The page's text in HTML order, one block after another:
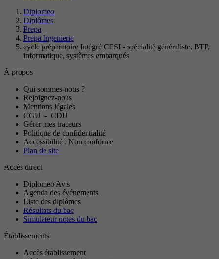
Diplomeo
Diplômes
Prepa
Prepa Ingenierie
cycle préparatoire Intégré CESI - spécialité généraliste, BTP,
informatique, systèmes embarqués
À propos
Qui sommes-nous ?
Rejoignez-nous
Mentions légales
CGU - CDU
Gérer mes traceurs
Politique de confidentialité
Accessibilité : Non conforme
Plan de site
Accès direct
Diplomeo Avis
Agenda des événements
Liste des diplômes
Résultats du bac
Simulateur notes du bac
Établissements
Accès établissement